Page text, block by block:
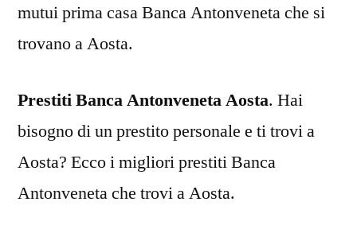
mutui prima casa Banca Antonveneta che si
trovano a Aosta.
Prestiti Banca Antonveneta Aosta. Hai
bisogno di un prestito personale e ti trovi a
Aosta? Ecco i migliori prestiti Banca
Antonveneta che trovi a Aosta.